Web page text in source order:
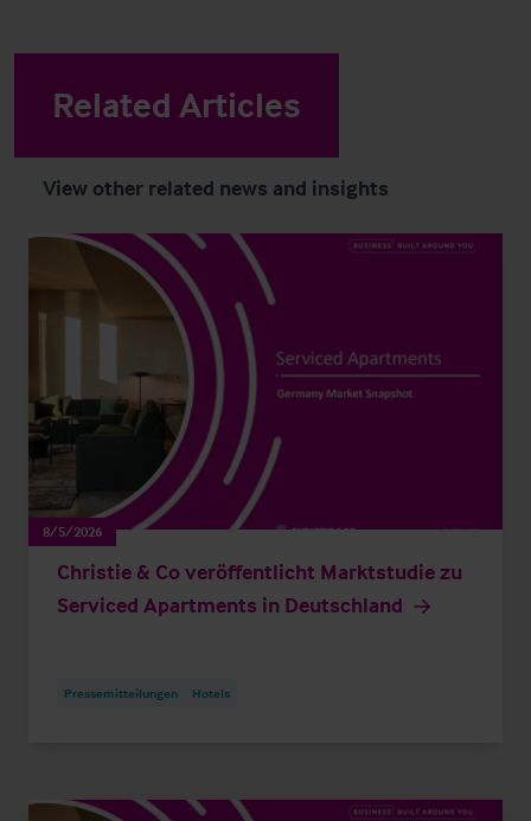
Related Articles
View other related news and insights
8/5/2026
Christie & Co veröffentlicht Marktstudie zu
Serviced Apartments in Deutschland
Pressemitteilungen Hotels